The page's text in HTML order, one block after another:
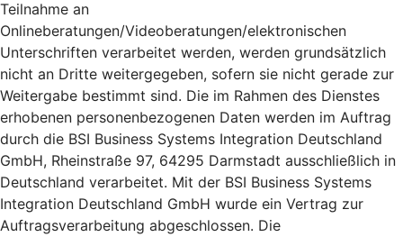
Teilnahme an
Onlineberatungen/Videoberatungen/elektronischen
Unterschriften verarbeitet werden, werden grundsätzlich
nicht an Dritte weitergegeben, sofern sie nicht gerade zur
Weitergabe bestimmt sind. Die im Rahmen des Dienstes
erhobenen personenbezogenen Daten werden im Auftrag
durch die BSI Business Systems Integration Deutschland
GmbH, Rheinstraße 97, 64295 Darmstadt ausschließlich in
Deutschland verarbeitet. Mit der BSI Business Systems
Integration Deutschland GmbH wurde ein Vertrag zur
Auftragsverarbeitung abgeschlossen. Die